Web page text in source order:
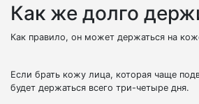
Как же долго
Как правило, он может держаться на
Если брать кожу лица, которая чаще
будет держаться всего три-четыре дня.